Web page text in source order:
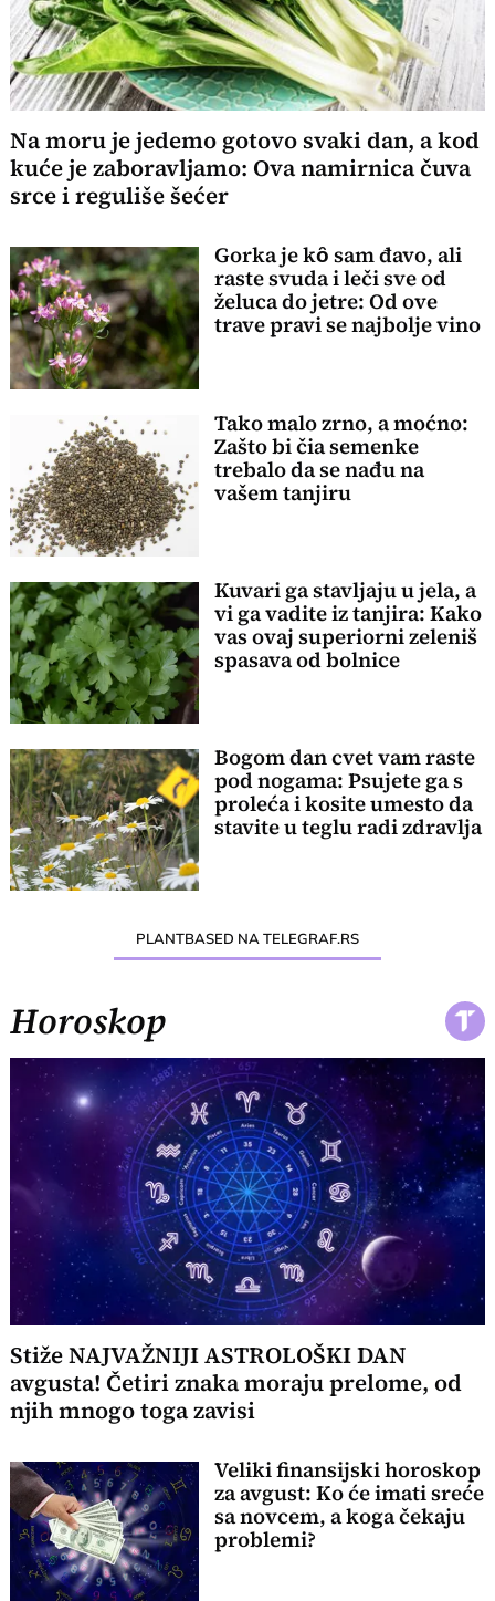
Na moru je jedemo gotovo svaki dan, a kod
kuće je zaboravljamo: Ova namirnica čuva
srce i reguliše šećer
Gorka je kȏ sam đavo, ali
raste svuda i leči sve od
želuca do jetre: Od ove
trave pravi se najbolje vino
Tako malo zrno, a moćno:
Zašto bi čia semenke
trebalo da se nađu na
vašem tanjiru
Kuvari ga stavljaju u jela, a
vi ga vadite iz tanjira: Kako
vas ovaj superiorni zeleniš
spasava od bolnice
Bogom dan cvet vam raste
pod nogama: Psujete ga s
proleća i kosite umesto da
stavite u teglu radi zdravlja
PLANTBASED NA TELEGRAF.RS
Horoskop
Stiže NAJVAŽNIJI ASTROLOŠKI DAN
avgusta! Četiri znaka moraju prelome, od
njih mnogo toga zavisi
Veliki finansijski horoskop
za avgust: Ko će imati sreće
sa novcem, a koga čekaju
problemi?